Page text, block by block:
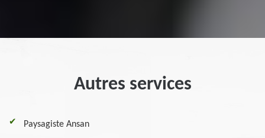
Autres services
Paysagiste Ansan